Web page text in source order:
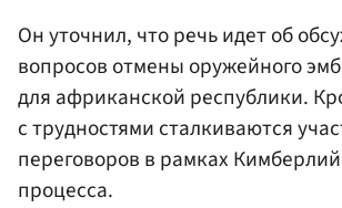
Он уточнил, что речь идет об
вопросов отмены оружейного
для африканской республики.
с трудностями сталкиваются
переговоров в рамках
процесса.